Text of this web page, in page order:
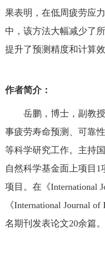
果表明，在低周疲劳应
中，该方法大幅减少了
提升了预测精度和计算效
作者简介：
岳鹏，博士，副教
事疲劳寿命预测、可靠
等科学研究工作。主持
自然科学基金面上项目
项目。在《International
《International Journal
名期刊发表论文20余篇。